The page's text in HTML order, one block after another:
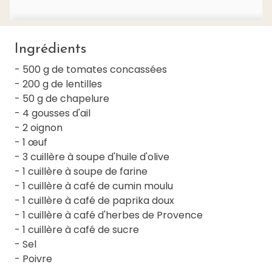
Ingrédients
- 500 g de tomates concassées
- 200 g de lentilles
- 50 g de chapelure
- 4 gousses d'ail
- 2 oignon
- 1 œuf
- 3 cuillère à soupe d'huile d'olive
- 1 cuillère à soupe de farine
- 1 cuillère à café de cumin moulu
- 1 cuillère à café de paprika doux
- 1 cuillère à café d'herbes de Provence
- 1 cuillère à café de sucre
- Sel
- Poivre